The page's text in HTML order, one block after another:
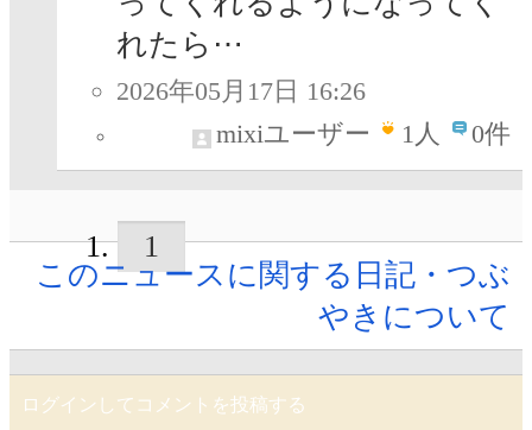
れたら⋯
2026年05月17日 16:26
mixiユーザー
1人 0件
1
このニュースに関する日記・つぶ
やきについて
ログインしてコメントを投稿する